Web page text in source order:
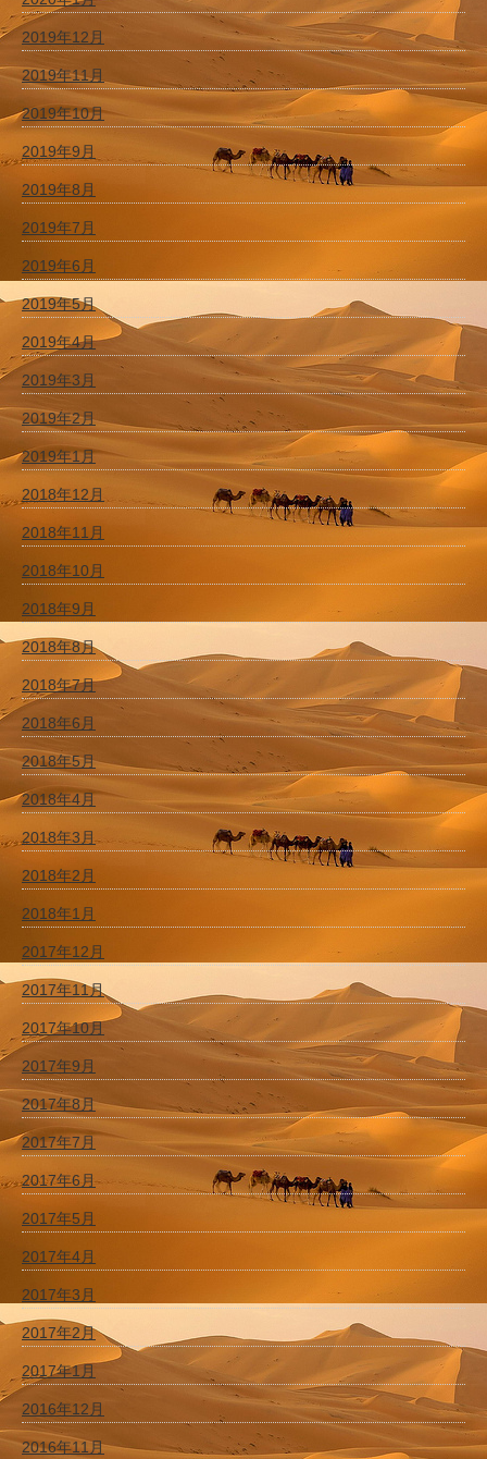
2019年12月
2019年11月
2019年10月
2019年9月
2019年8月
2019年7月
2019年6月
2019年5月
2019年4月
2019年3月
2019年2月
2019年1月
2018年12月
2018年11月
2018年10月
2018年9月
2018年8月
2018年7月
2018年6月
2018年5月
2018年4月
2018年3月
2018年2月
2018年1月
2017年12月
2017年11月
2017年10月
2017年9月
2017年8月
2017年7月
2017年6月
2017年5月
2017年4月
2017年3月
2017年2月
2017年1月
2016年12月
2016年11月